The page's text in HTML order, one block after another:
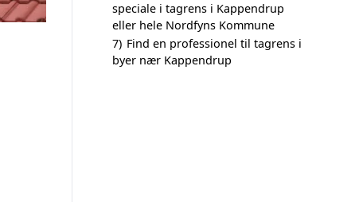
speciale i tagrens i Kappendrup
eller hele Nordfyns Kommune
7) Find en professionel til tagrens i
byer nær Kappendrup